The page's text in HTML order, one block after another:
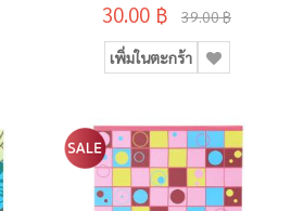
30.00 ฿ 39.00 ฿
เพิ่มในตะกร้า